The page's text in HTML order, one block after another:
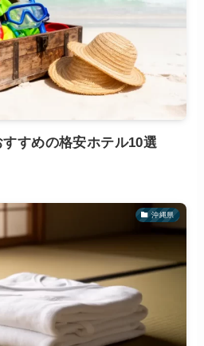
すすめの格安ホテル10選
沖縄県